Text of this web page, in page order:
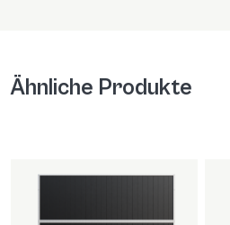
Ähnliche Produkte